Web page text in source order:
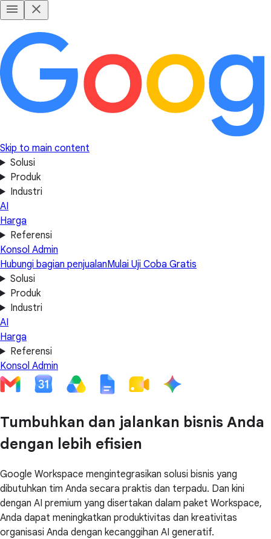
Skip to main content
Solusi
Produk
Industri
AI
Harga
Referensi
Konsol Admin
Hubungi bagian penjualanMulai Uji Coba Gratis
Solusi
Produk
Industri
AI
Harga
Referensi
Konsol Admin
Tumbuhkan dan jalankan bisnis Anda
dengan lebih efisien
Google Workspace mengintegrasikan solusi bisnis yang
dibutuhkan tim Anda secara praktis dan terpadu. Dan kini
dengan AI premium yang disertakan dalam paket Workspace,
Anda dapat meningkatkan produktivitas dan kreativitas
organisasi Anda dengan kecanggihan AI generatif.